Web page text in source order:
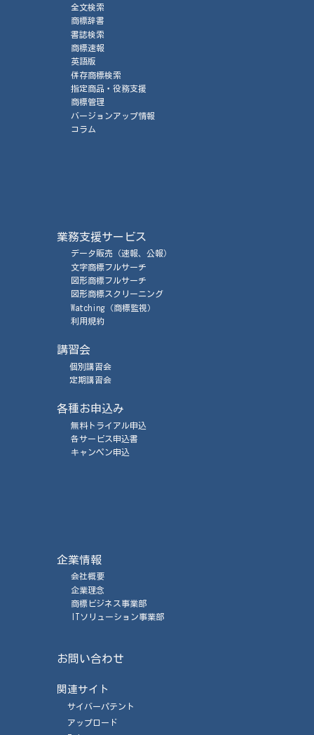
全文検索
商標辞書
書誌検索
商標速報
英語版
併存商標検索
指定商品・役務支援
商標管理
バージョンアップ情報
コラム
業務支援サービス
データ販売
（速報、公報）
文字商標フルサーチ
図形商標フルサーチ
図形商標スクリーニング
Watching （商標監視）
利用規約
講習会
個別講習会
定期講習会
各種お申込み
無料トライアル申込
各サービス申込書
キャンペン申込
企業情報
会社概要
企業理念
商標ビジネス事業部
ITソリューション事業部
お問い合わせ
関連サイト
サイバーパテント
アップロード